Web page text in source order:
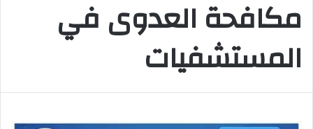
مكافحة العدوى في
المستشفيات